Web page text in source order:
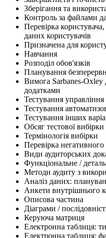
Зберігання та
Контроль за файлами
Перевірка
даних користувачів
Призначена для
Навчання
Розподіл обов'язків
Планування
Вимога Sarbanes-Oxley
додатками
Тестування
Тестування
Тестування інших
Обсяг тестової вибірки
Термінологія вибірки
Перевірка
Види аудиторських
Функціональне /
Методи аудиту з
Аналіз даних:
Анкети внутрішнього
Описова частина
Діаграми /
Керуюча матриця
Електронна таблиця:
Електронна таблиця: